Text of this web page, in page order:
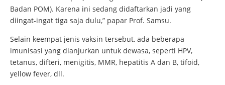
Badan POM). Karena ini sedang didaftarkan jadi yang
diingat-ingat tiga saja dulu,” papar Prof. Samsu.
Selain keempat jenis vaksin tersebut, ada beberapa
imunisasi yang dianjurkan untuk dewasa, seperti HPV,
tetanus, difteri, menigitis, MMR, hepatitis A dan B, tifoid,
yellow fever, dll.